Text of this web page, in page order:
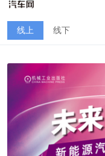
线上 线下